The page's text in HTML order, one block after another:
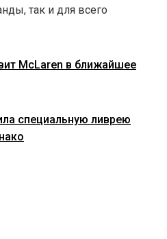
так и для всего
McLaren в ближайшее
специальную ливрею